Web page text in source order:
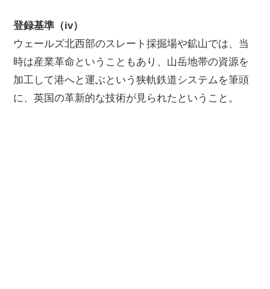
登録基準（iv）
ウェールズ北西部のスレート採掘場や鉱山では、当
時は産業革命ということもあり、山岳地帯の資源を
加工して港へと運ぶという狭軌鉄道システムを筆頭
に、英国の革新的な技術が見られたということ。